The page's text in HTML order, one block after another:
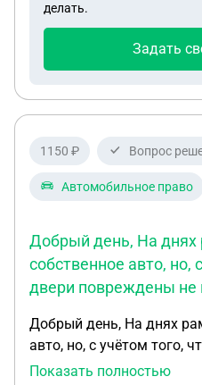
делать.
Задать
1150 ₽ Вопрос
Автомобильное право
Добрый день, На
собственное авто, но,
двери повреждены не
Добрый день, На днях рамтаможила собственное
авто, но, с учётом того,
не могу сделать СБГТС,
Показать полностью